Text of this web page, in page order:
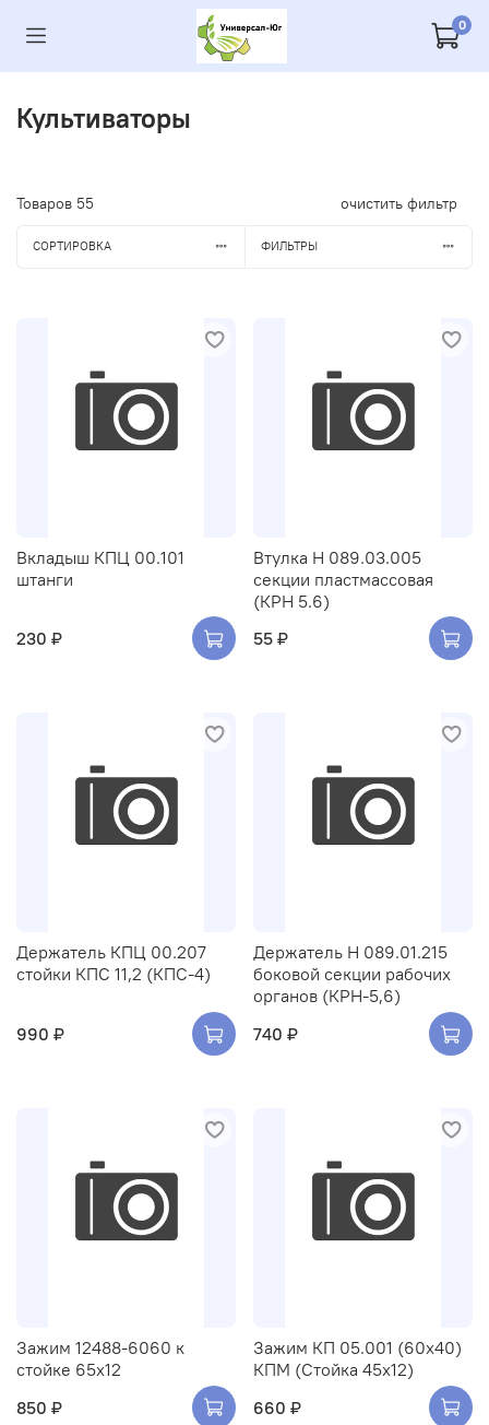
0
Культиваторы
Товаров 55 очистить фильтр
СОРТИРОВКА ФИЛЬТРЫ
Вкладыш КПЦ 00.101
штанги
230 ₽
Втулка Н 089.03.005
секции пластмассовая
(КРН 5.6)
55 ₽
Держатель КПЦ 00.207
стойки КПС 11,2 (КПС-4)
990 ₽
Держатель Н 089.01.215
боковой секции рабочих
органов (КРН-5,6)
740 ₽
Зажим 12488-6060 к
стойке 65х12
850 ₽
Зажим КП 05.001 (60х40)
КПМ (Стойка 45х12)
660 ₽